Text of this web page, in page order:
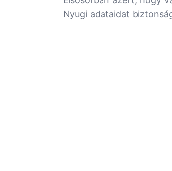
Nyugi adataidat